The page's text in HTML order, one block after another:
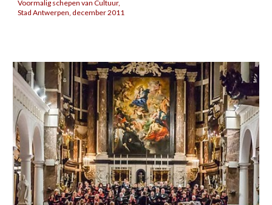
Voormalig schepen van Cultuur,
Stad Antwerpen, december 2011